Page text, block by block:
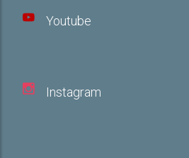
Youtube
Instagram